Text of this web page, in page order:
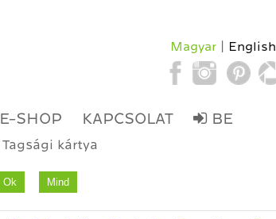
Magyar English
E-SHOP KAPCSOLAT BE
Tagsági kártya